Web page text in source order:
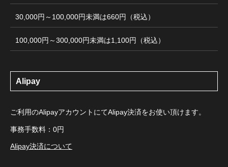
30,000円～100,000円未満は660円（税込）
100,000円～300,000円未満は1,100円（税込）
Alipay
ご利用のAlipayアカウントにてAlipay決済をお使い頂けます。
事務手数料：0円
Alipay決済について